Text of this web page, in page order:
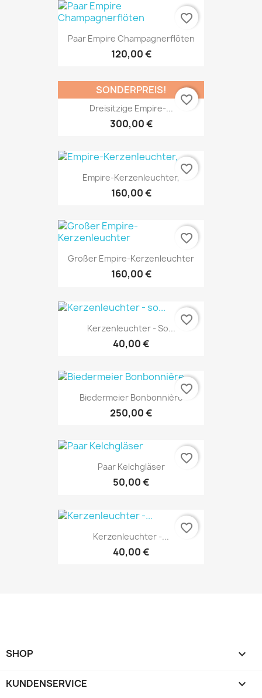
Paar Empire Champagnerflöten
120,00 €
favorite_border
Dreisitzige Empire-...
300,00 €
SONDERPREIS!
favorite_border
Empire-Kerzenleuchter,
160,00 €
favorite_border
Großer Empire-Kerzenleuchter
160,00 €
favorite_border
Kerzenleuchter - So...
40,00 €
favorite_border
Biedermeier Bonbonnière
250,00 €
favorite_border
Paar Kelchgläser
50,00 €
favorite_border
Kerzenleuchter -...
40,00 €
favorite_border
SHOP 
KUNDENSERVICE 